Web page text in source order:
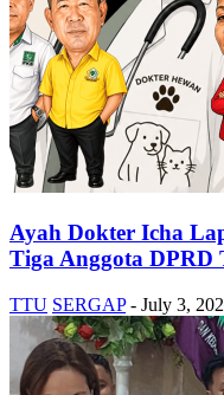
Ayah Dokter Icha
Tiga Anggota DPRD
TTU SERGAP - July 3,